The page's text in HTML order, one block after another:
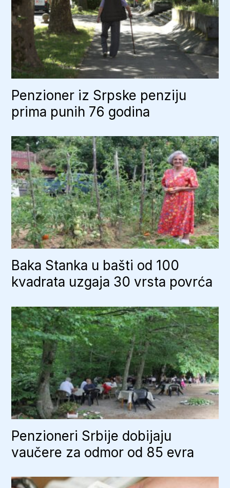
Penzioner iz Srpske penziju
prima punih 76 godina
Baka Stanka u bašti od 100
kvadrata uzgaja 30 vrsta povrća
Penzioneri Srbije dobijaju
vaučere za odmor od 85 evra